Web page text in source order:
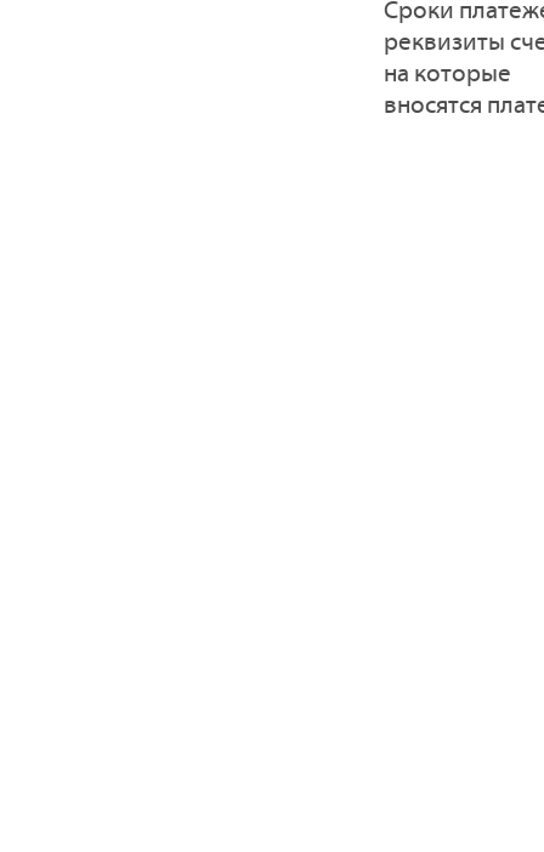
Сроки
реквизиты
на которые
вносятся